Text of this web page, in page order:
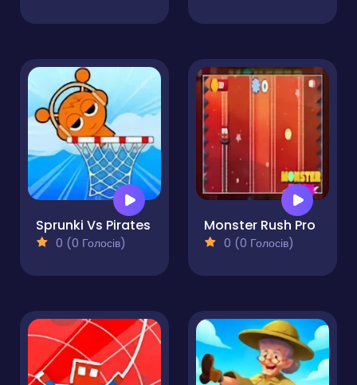
Sprunki Vs Pirates
0 (0 Голосів)
Monster Rush Pro
0 (0 Голосів)